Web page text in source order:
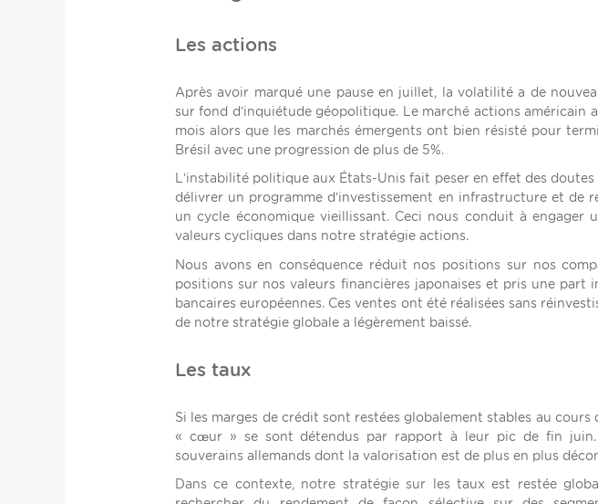
Les actions
Après avoir marqué une pause en juillet, la volatilité a de
sur fond d’inquiétude géopolitique. Le marché actions américain
mois alors que les marchés émergents ont bien résisté pour
Brésil avec une progression de plus de 5%.
L’instabilité politique aux États-Unis fait peser en effet des
délivrer un programme d’investissement en infrastructure et de
un cycle économique vieillissant. Ceci nous conduit à engager
valeurs cycliques dans notre stratégie actions.
Nous avons en conséquence réduit nos positions sur nos
positions sur nos valeurs financières japonaises et pris une part
bancaires européennes. Ces ventes ont été réalisées sans
de notre stratégie globale a légèrement baissé.
Les taux
Si les marges de crédit sont restées globalement stables au cours
« cœur » se sont détendus par rapport à leur pic de fin juin.
souverains allemands dont la valorisation est de plus en plus
Dans ce contexte, notre stratégie sur les taux est restée